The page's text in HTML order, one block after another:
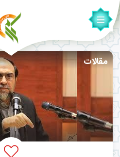
مقالات